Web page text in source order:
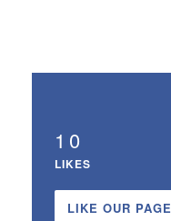
10
LIKES
LIKE OUR PAGE